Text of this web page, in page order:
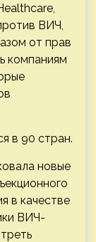
ВИЧ,
от прав
компаниям
в 90 стран.
новые
в качестве
ВИЧ-